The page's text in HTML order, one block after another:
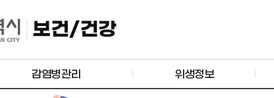
보건/건강
감염병관리 위생정보